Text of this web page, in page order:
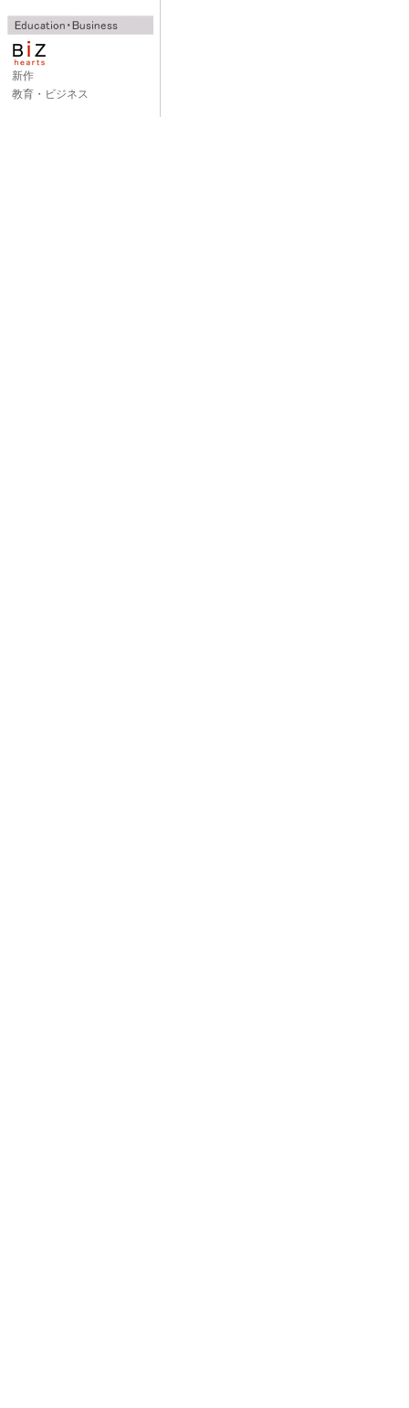
新作
教育・ビジネス